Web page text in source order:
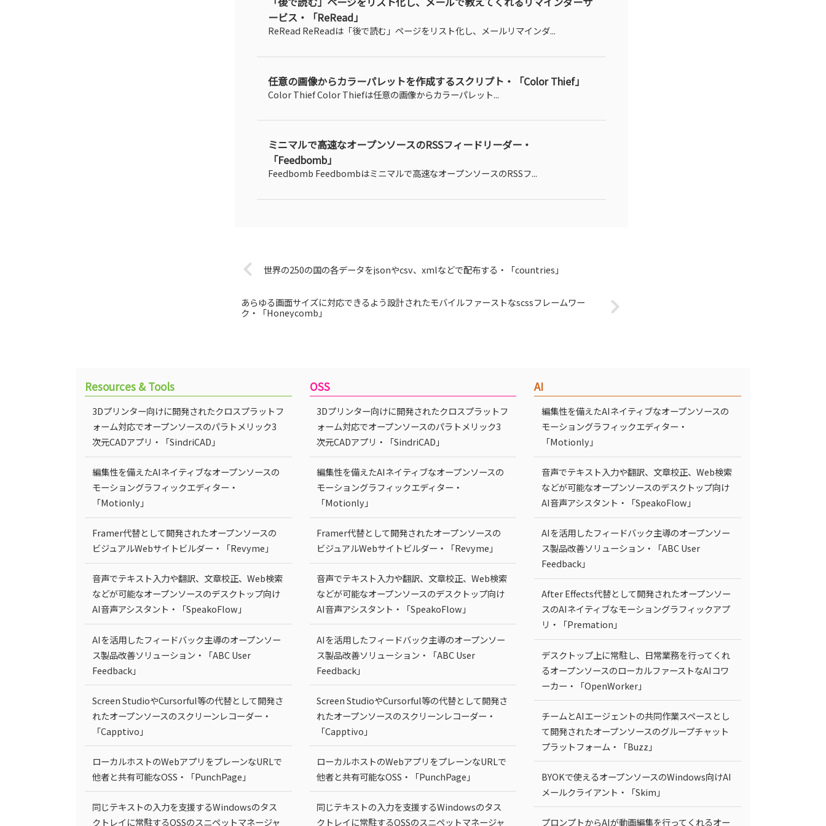
ービス・「ReRead」
ReRead ReReadは「後で読む」ページをリスト化し、メールリマインダ...
任意の画像からカラーパレットを作成するスクリプト・「Color Thief」
Color Thief Color Thiefは任意の画像からカラーパレット...
ミニマルで高速なオープンソースのRSSフィードリーダー・
「Feedbomb」
Feedbomb Feedbombはミニマルで高速なオープンソースのRSSフ...
世界の250の国の各データをjsonやcsv、xmlなどで配布する・「countries」
あらゆる画面サイズに対応できるよう設計されたモバイルファーストなscssフレームワー
ク・「Honeycomb」
Resources & Tools
3Dプリンター向けに開発されたクロスプラットフ
ォーム対応でオープンソースのパラトメリック3
次元CADアプリ・「SindriCAD」
編集性を備えたAIネイティブなオープンソースの
モーショングラフィックエディター・
「Motionly」
Framer代替として開発されたオープンソースの
ビジュアルWebサイトビルダー・「Revyme」
音声でテキスト入力や翻訳、文章校正、Web検索
などが可能なオープンソースのデスクトップ向け
AI音声アシスタント・「SpeakoFlow」
AIを活用したフィードバック主導のオープンソー
ス製品改善ソリューション・「ABC User
Feedback」
Screen StudioやCursorful等の代替として開発さ
れたオープンソースのスクリーンレコーダー・
「Capptivo」
ローカルホストのWebアプリをプレーンなURLで
他者と共有可能なOSS・「PunchPage」
同じテキストの入力を支援するWindowsのタス
クトレイに常駐するOSSのスニペットマネージャ
OSS
3Dプリンター向けに開発されたクロスプラットフ
ォーム対応でオープンソースのパラトメリック3
次元CADアプリ・「SindriCAD」
編集性を備えたAIネイティブなオープンソースの
モーショングラフィックエディター・
「Motionly」
Framer代替として開発されたオープンソースの
ビジュアルWebサイトビルダー・「Revyme」
音声でテキスト入力や翻訳、文章校正、Web検索
などが可能なオープンソースのデスクトップ向け
AI音声アシスタント・「SpeakoFlow」
AIを活用したフィードバック主導のオープンソー
ス製品改善ソリューション・「ABC User
Feedback」
Screen StudioやCursorful等の代替として開発さ
れたオープンソースのスクリーンレコーダー・
「Capptivo」
ローカルホストのWebアプリをプレーンなURLで
他者と共有可能なOSS・「PunchPage」
同じテキストの入力を支援するWindowsのタス
クトレイに常駐するOSSのスニペットマネージャ
AI
編集性を備えたAIネイティブなオープンソースの
モーショングラフィックエディター・
「Motionly」
音声でテキスト入力や翻訳、文章校正、Web検索
などが可能なオープンソースのデスクトップ向け
AI音声アシスタント・「SpeakoFlow」
AIを活用したフィードバック主導のオープンソー
ス製品改善ソリューション・「ABC User
Feedback」
After Effects代替として開発されたオープンソー
スのAIネイティブなモーショングラフィックアプ
リ・「Premation」
デスクトップ上に常駐し、日常業務を行ってくれ
るオープンソースのローカルファーストなAIコワ
ーカー・「OpenWorker」
チームとAIエージェントの共同作業スペースとし
て開発されたオープンソースのグループチャット
プラットフォーム・「Buzz」
BYOKで使えるオープンソースのWindows向けAI
メールクライアント・「Skim」
プロンプトからAIが動画編集を行ってくれるオー